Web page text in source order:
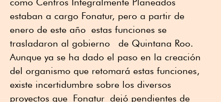
estaban a cargo Fonatur, pero a partir de
enero de este año estas funciones se
trasladaron al gobierno de Quintana Roo.
Aunque ya se ha dado el paso en la creación
del organismo que retomará estas funciones,
existe incertidumbre sobre los diversos
proyectos que Fonatur dejó pendientes de